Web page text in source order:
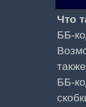
Что
ББ-
ББ-